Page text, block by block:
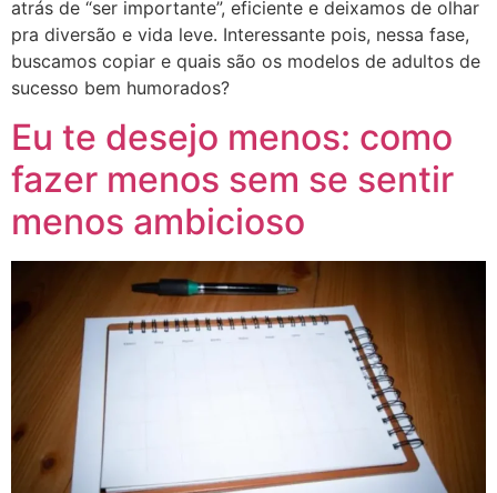
atrás de “ser importante”, eficiente e deixamos de olhar
pra diversão e vida leve. Interessante pois, nessa fase,
buscamos copiar e quais são os modelos de adultos de
sucesso bem humorados?
Eu te desejo menos: como
fazer menos sem se sentir
menos ambicioso